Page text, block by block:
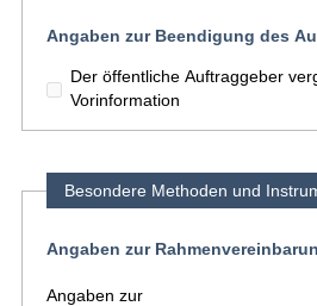
Angaben zur Beendigung des
Der öffentliche Auftraggeber
Vorinformation
Besondere Methoden und
Angaben zur
Angaben zur